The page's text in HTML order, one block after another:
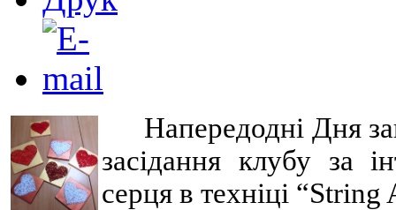
Напередодні Дня
засідання клубу за
серця в техніці “String